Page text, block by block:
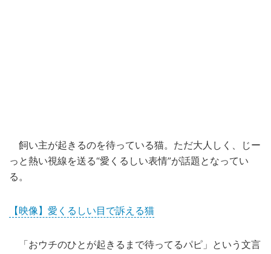
飼い主が起きるのを待っている猫。ただ大人しく、じー
っと熱い視線を送る“愛くるしい表情”が話題となってい
る。
【映像】愛くるしい目で訴える猫
「おウチのひとが起きるまで待ってるパピ」という文言